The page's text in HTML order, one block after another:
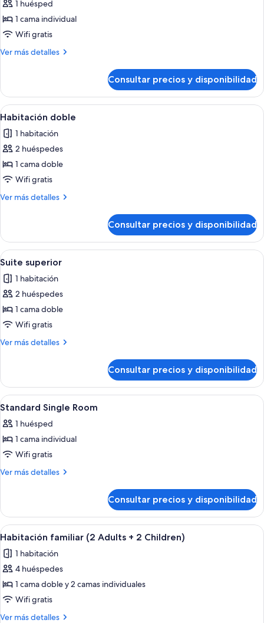
smoking
las
fotos
de
Standard
Non
smoking
1 huésped
1 cama individual
Wifi gratis
Ver más detalles
Más
Single
Room
Non
Consultar precios y disponibilidad
Abrir
todas
las
fotos
de
Habitación
doble
Una cama bien hecha con sábanas
5
Habitación doble
1 habitación
2 huéspedes
1 cama doble
Wifi gratis
Ver más detalles
Más
doble
Consultar precios y disponibilidad
Abrir
todas
las
fotos
de
Suite
superior
Habitación de hotel con una cama
4
Suite superior
1 habitación
2 huéspedes
1 cama doble
Wifi gratis
Ver más detalles
Más
superior
Consultar precios y disponibilidad
Abrir
todas
las
fotos
de
Standard
Escritorio, tabla de planchar con
6
Standard Single Room
1 huésped
1 cama individual
Wifi gratis
Ver más detalles
Más
Single
Room
Consultar precios y disponibilidad
Abrir
todas
las
fotos
de
Habitación
familiar
Una habitación de hotel con una
4
Habitación familiar (2 Adults + 2 Children)
1 habitación
4 huéspedes
1 cama doble y 2 camas individuales
Wifi gratis
Ver más detalles
Más